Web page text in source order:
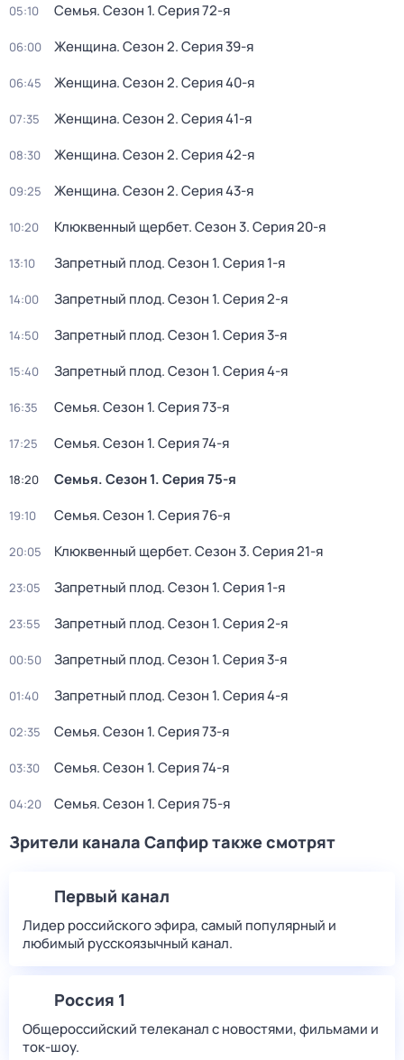
05:10 Семья. Сезон 1. Серия 72-я
06:00 Женщина. Сезон 2. Серия 39-я
06:45 Женщина. Сезон 2. Серия 40-я
07:35 Женщина. Сезон 2. Серия 41-я
08:30 Женщина. Сезон 2. Серия 42-я
09:25 Женщина. Сезон 2. Серия 43-я
10:20 Клюквенный щербет. Сезон 3. Серия 20-я
13:10 Запретный плод. Сезон 1. Серия 1-я
14:00 Запретный плод. Сезон 1. Серия 2-я
14:50 Запретный плод. Сезон 1. Серия 3-я
15:40 Запретный плод. Сезон 1. Серия 4-я
16:35 Семья. Сезон 1. Серия 73-я
17:25 Семья. Сезон 1. Серия 74-я
18:20 Семья. Сезон 1. Серия 75-я
19:10 Семья. Сезон 1. Серия 76-я
20:05 Клюквенный щербет. Сезон 3. Серия 21-я
23:05 Запретный плод. Сезон 1. Серия 1-я
23:55 Запретный плод. Сезон 1. Серия 2-я
00:50 Запретный плод. Сезон 1. Серия 3-я
01:40 Запретный плод. Сезон 1. Серия 4-я
02:35 Семья. Сезон 1. Серия 73-я
03:30 Семья. Сезон 1. Серия 74-я
04:20 Семья. Сезон 1. Серия 75-я
Зрители канала Сапфир также смотрят
Первый канал
Лидер российского эфира, самый популярный и
любимый русскоязычный канал.
Россия 1
Общероссийский телеканал с новостями, фильмами и
ток-шоу.